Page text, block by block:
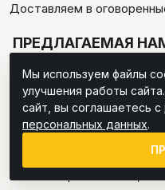
Доставляем в
ПРЕДЛАГАЕМАЯ
От производителей,
признана во всем мире.
Соответствует
безопасности и
Мы используем файлы
улучшения работы
сайт, вы соглашаетесь с
персональных данных.